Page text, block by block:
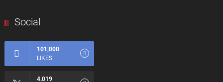
Social
101,000
LIKES
4.019